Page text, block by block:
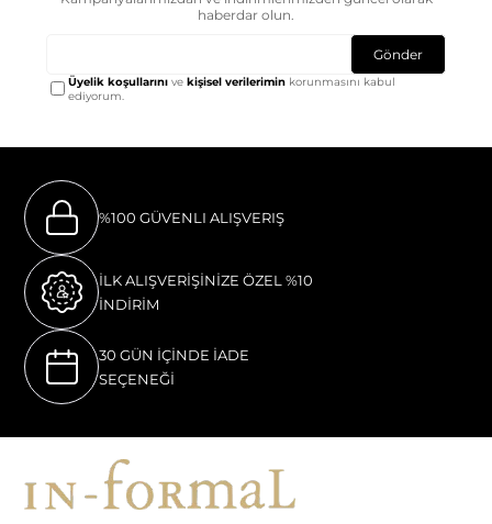
haberdar olun.
Gönder
Üyelik koşullarını vekişisel verilerimin korunmasını kabul
ediyorum.
%100 GÜVENLI ALIŞVERIŞ
İLK ALIŞVERİŞİNİZE ÖZEL %10
İNDİRİM
30 GÜN İÇİNDE İADE
SEÇENEĞİ